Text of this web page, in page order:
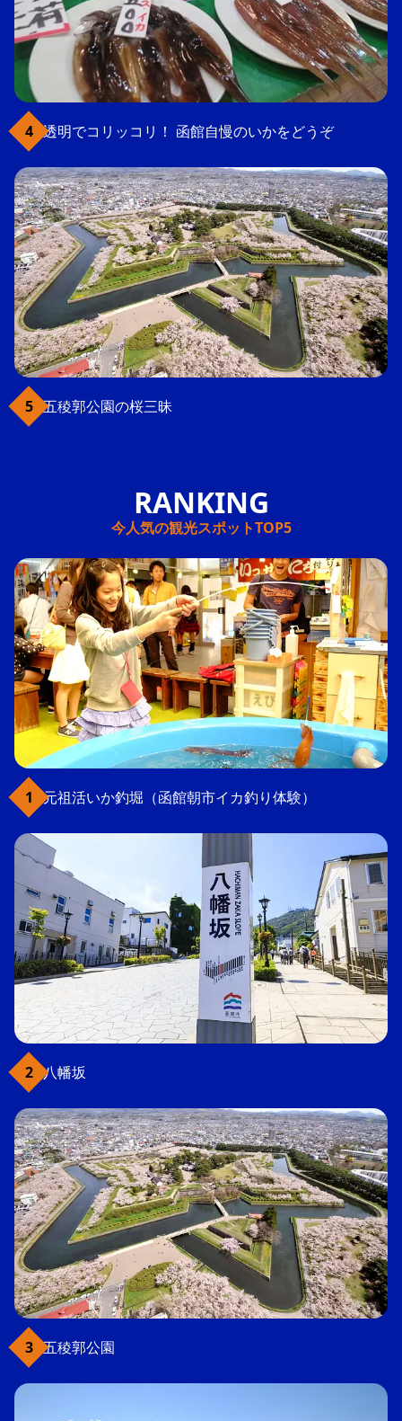
透明でコリッコリ！ 函館自慢のいかをどうぞ
五稜郭公園の桜三昧
今人気の観光スポットTOP5
元祖活いか釣堀（函館朝市イカ釣り体験）
八幡坂
五稜郭公園